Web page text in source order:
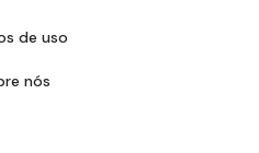
de uso
nós